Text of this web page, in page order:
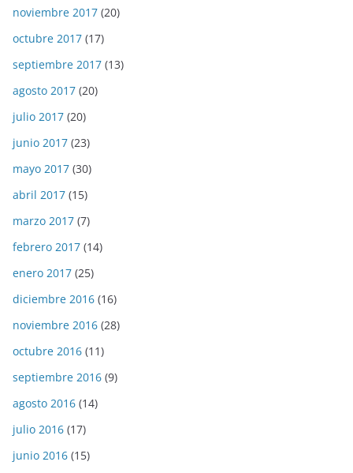
noviembre 2017 (20)
octubre 2017 (17)
septiembre 2017 (13)
agosto 2017 (20)
julio 2017 (20)
junio 2017 (23)
mayo 2017 (30)
abril 2017 (15)
marzo 2017 (7)
febrero 2017 (14)
enero 2017 (25)
diciembre 2016 (16)
noviembre 2016 (28)
octubre 2016 (11)
septiembre 2016 (9)
agosto 2016 (14)
julio 2016 (17)
junio 2016 (15)